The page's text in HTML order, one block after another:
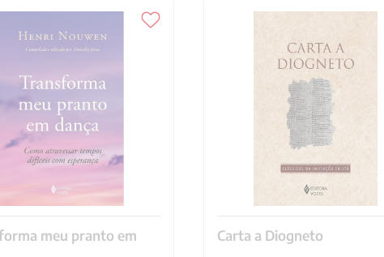
meu pranto em
Carta a Diogneto